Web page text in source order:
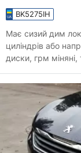
BK5275IH
Має сизий дим локалізували проблему: або - головка
циліндрів або
диски, грм